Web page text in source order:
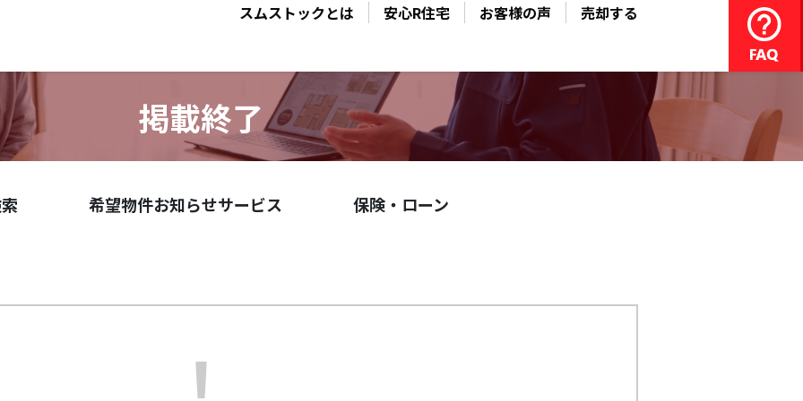
スムストックとは 安心R住宅 お客様の声 売却する
掲載終了
希望物件お知らせサービス 保険・ローン